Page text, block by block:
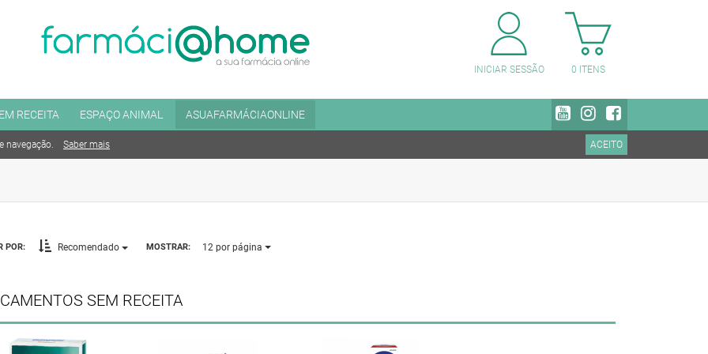
PESQUISAR CATEGORIAS
0 ITENS
INICIAR SESSÃO
RECEITA ESPAÇO ANIMAL ASUAFARMÁCIAONLINE
navegação. Saber mais ACEITO
POR: Recomendado MOSTRAR: 12 por página
SEM RECEITA